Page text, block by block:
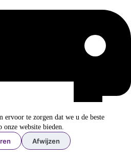
ervoor te zorgen dat we u de beste
onze website bieden.
Afwijzen